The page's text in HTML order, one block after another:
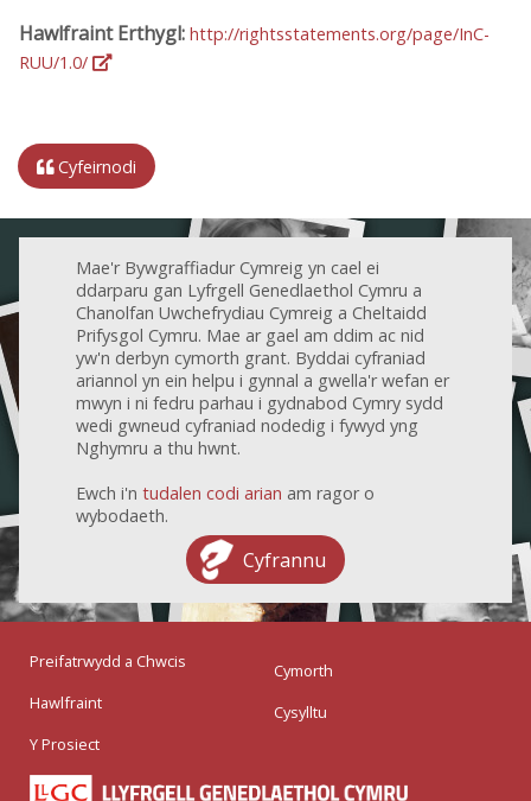
Hawlfraint Erthygl: http://rightsstatements.org/page/InC-
RUU/1.0/
Cyfeirnodi
Mae'r Bywgraffiadur Cymreig yn cael ei
ddarparu gan Lyfrgell Genedlaethol Cymru a
Chanolfan Uwchefrydiau Cymreig a Cheltaidd
Prifysgol Cymru. Mae ar gael am ddim ac nid
yw'n derbyn cymorth grant. Byddai cyfraniad
ariannol yn ein helpu i gynnal a gwella'r wefan er
mwyn i ni fedru parhau i gydnabod Cymry sydd
wedi gwneud cyfraniad nodedig i fywyd yng
Nghymru a thu hwnt.
Ewch i'n tudalen codi arian am ragor o
wybodaeth.
Cyfrannu
Preifatrwydd a Chwcis
Hawlfraint
Y Prosiect
Cymorth
Cysylltu